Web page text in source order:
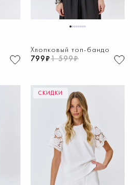
12345678
Хлопковый топ-бандо
799₽1 599₽
СКИДКИ